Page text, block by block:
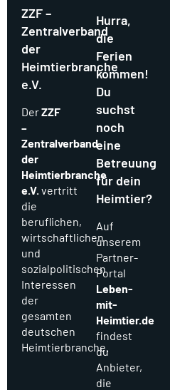
ZZF –
Zentralverband
der
Heimtierbranche
e.V.
DerZZF
–
Zentralverband
der
Heimtierbranche
e.V. vertritt
die
beruflichen,
wirtschaftlichen
und
sozialpolitischen
Interessen
der
gesamten
deutschen
Heimtierbranche.
Hurra,
die
Ferien
kommen!
Du
suchst
noch
eine
Betreuung
für dein
Heimtier?
Auf
unserem
Partner-
Portal
Leben-
mit-
Heimtier.de
findest
du
Anbieter,
die